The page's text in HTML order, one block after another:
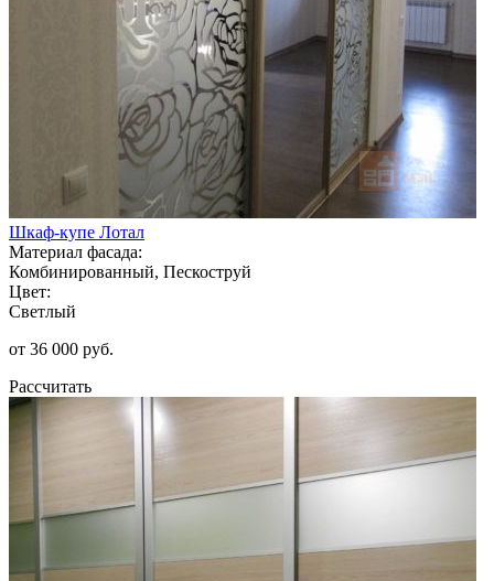
Шкаф-купе Лотал
Материал фасада:
Комбинированный, Пескоструй
Цвет:
Светлый
от 36 000 руб.
Рассчитать